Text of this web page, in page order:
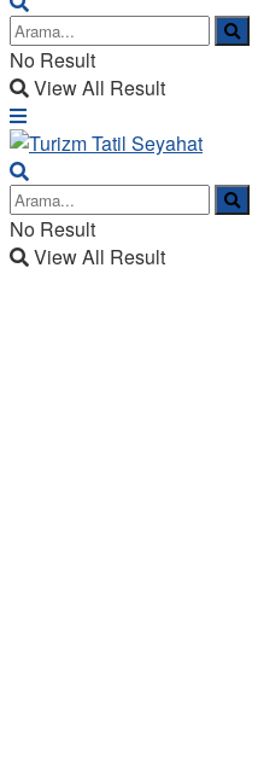
No Result
View All Result
No Result
View All Result